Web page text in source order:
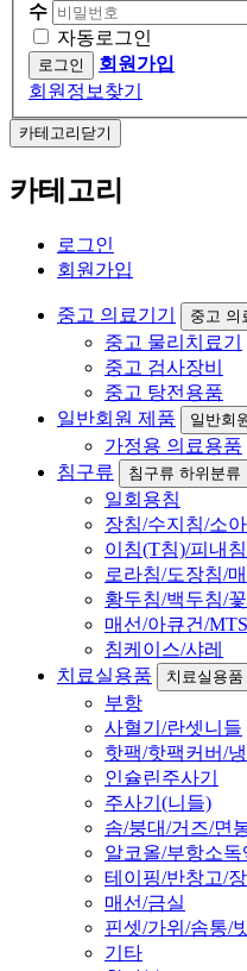
수
자동로그인
회원가입
회원정보찾기
카테고리닫기
카테고리
로그인
회원가입
중고 의료기기 중고 의
중고 물리치료기
중고 검사장비
중고 탕전용품
일반회원 제품
일반회
가정용 의료용품
침구류
침구류 하위분류
일회용침
장침/수지침/소
이침(T침)/피내
로라침/도장침/
황두침/백두침/
매선/아큐건/
침케이스/샤레
치료실용품
치료실용
부항
사혈기/란셋니들
핫팩/핫팩커버/
인슐린주사기
주사기(니들)
솜/붕대/거즈/면
알코올/부항소독
테이핑/반창고/
매선/금실
핀셋/가위/솜통/
기타